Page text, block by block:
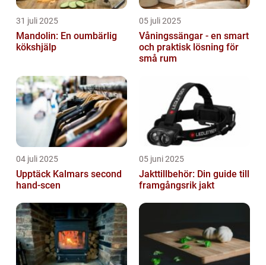
31 juli 2025
Mandolin: En oumbärlig
kökshjälp
05 juli 2025
Våningssängar - en smart
och praktisk lösning för
små rum
04 juli 2025
Upptäck Kalmars second
hand-scen
05 juni 2025
Jakttillbehör: Din guide till
framgångsrik jakt